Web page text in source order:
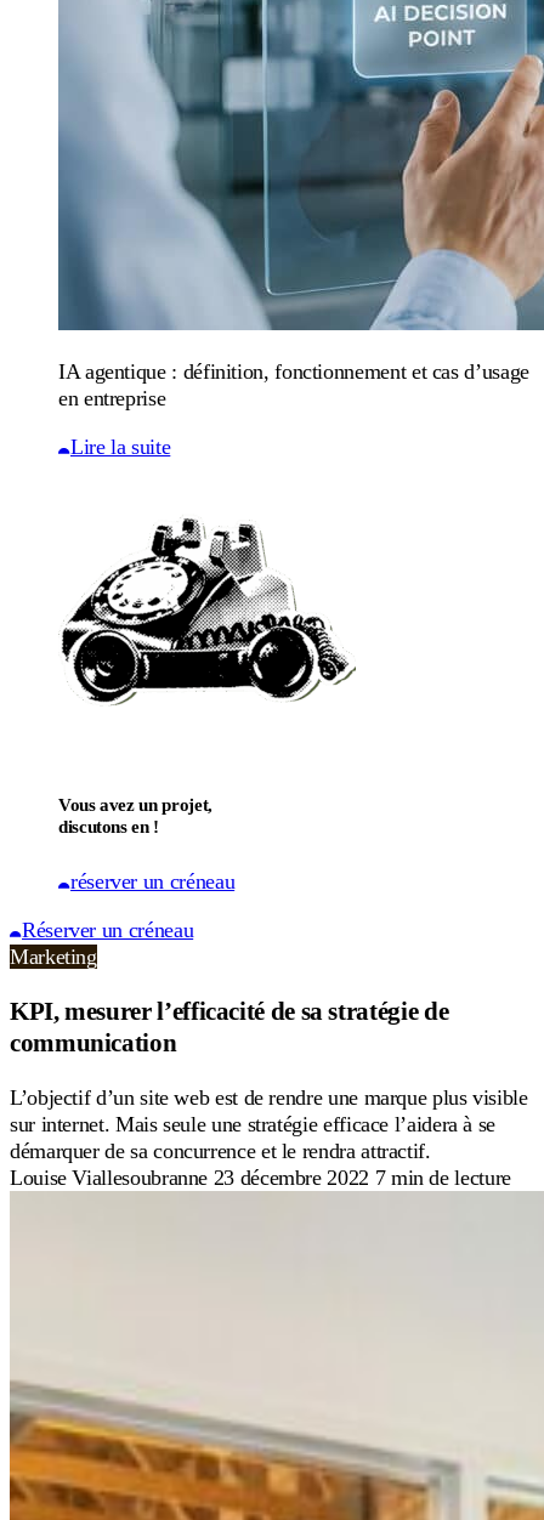
IA agentique : définition, fonctionnement et cas d’usage
en entreprise
Lire la suite
Vous avez un projet,
discutons en !
réserver un créneau
Réserver un créneau
Marketing
KPI, mesurer l’efficacité de sa stratégie de
communication
L’objectif d’un site web est de rendre une marque plus visible
sur internet. Mais seule une stratégie efficace l’aidera à se
démarquer de sa concurrence et le rendra attractif.
Louise Viallesoubranne 23 décembre 2022 7 min de lecture